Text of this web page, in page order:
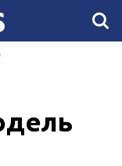
центра
ЕРДАУЛЕТОВ